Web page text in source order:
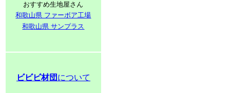
おすすめ生地屋さん
和歌山県 ファーボア工場
和歌山県 サンプラス
ビビビ材団 について